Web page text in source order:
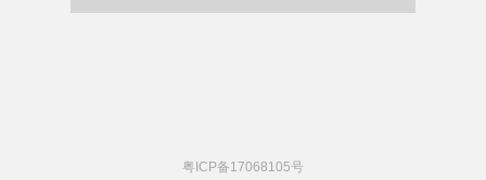
粤ICP备17068105号